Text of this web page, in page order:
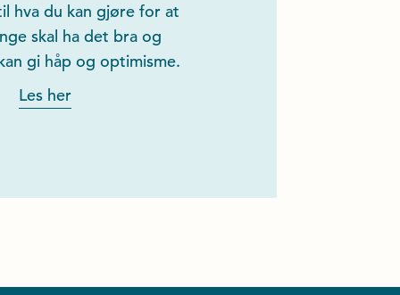
hva du kan gjøre for at
skal ha det bra og
gi håp og optimisme.
Les her